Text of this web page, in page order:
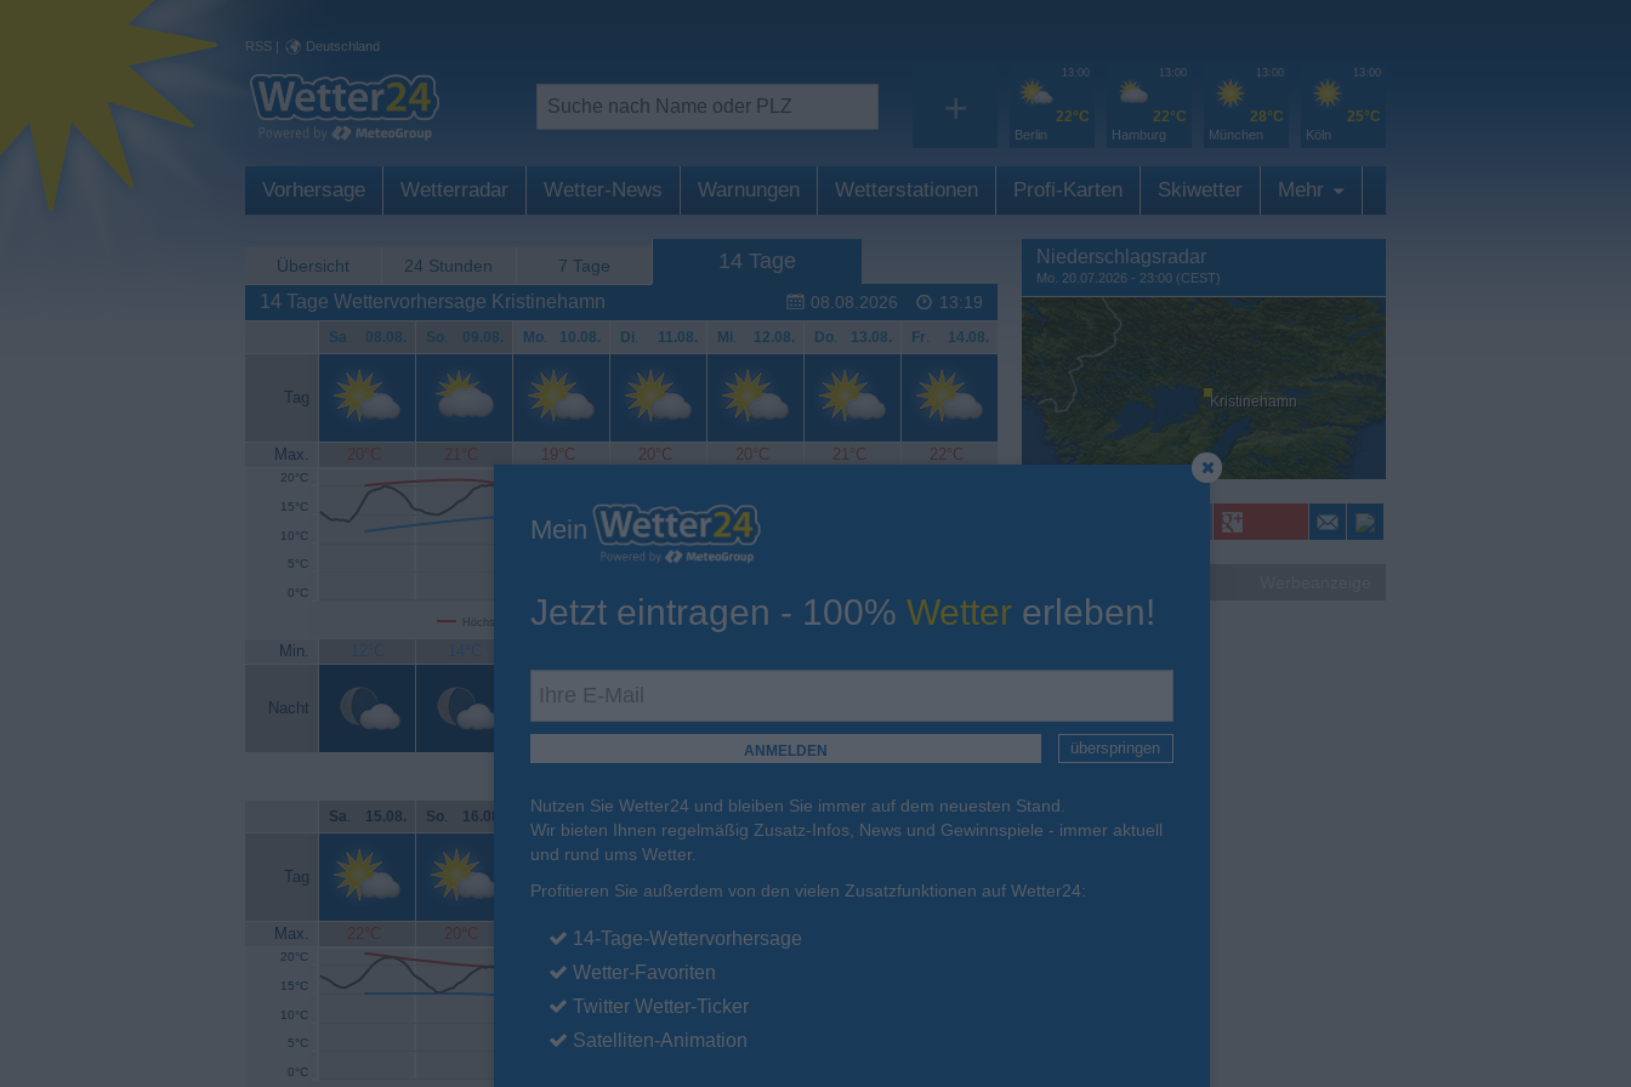
RSS | Deutschland
+
13:00
22°C
Berlin
13:00
22°C
Hamburg
13:00
28°C
München
13:00
25°C
Köln
Vorhersage Wetterradar Wetter-News Warnungen Wetterstationen Profi-Karten Skiwetter Mehr
Übersicht 24 Stunden 7 Tage 14 Tage
08.08.2026 13:19
14 Tage Wettervorhersage Kristinehamn
Sa. 08.08. So. 09.08. Mo. 10.08. Di. 11.08. Mi. 12.08. Do. 13.08. Fr. 14.08.
Tag
Max. 20°C 21°C 19°C 20°C 20°C 21°C 22°C
Höchsttemperatur Tiefsttemperatur Aktuelle Temperatur
0°C
5°C
10°C
15°C
20°C
Min. 12°C 14°C
Nacht
Sa. 15.08. So. 16.08. Mo. 17.08. Di . 18.08. Mi. 19.08. Do. 20.08. Fr . 21.08.
Tag
Max. 22°C 20°C 19°C 19°C 19°C
0°C
5°C
10°C
15°C
20°C
Niederschlagsradar
Mo. 20.07.2026 - 23:00 (CEST)
Kristinehamn
Mein
Jetzt eintragen - 100% Wetter erleben!
überspringen
Nutzen Sie Wetter24 und bleiben Sie immer auf dem neuesten Stand.
Wir bieten Ihnen regelmäßig Zusatz-Infos, News und Gewinnspiele - immer aktuell
und rund ums Wetter.
Profitieren Sie außerdem von den vielen Zusatzfunktionen auf Wetter24:
14-Tage-Wettervorhersage
Wetter-Favoriten
Twitter Wetter-Ticker
Satelliten-Animation